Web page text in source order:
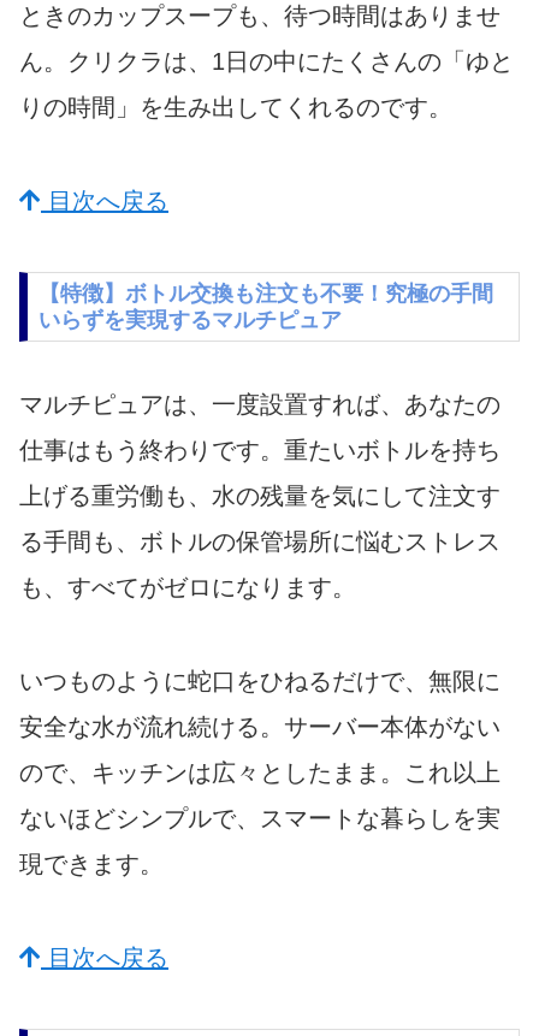
ときのカップスープも、待つ時間はありませ
ん。クリクラは、1日の中にたくさんの「ゆと
りの時間」を生み出してくれるのです。
目次へ戻る
【特徴】ボトル交換も注文も不要！究極の手間
いらずを実現するマルチピュア
マルチピュアは、一度設置すれば、あなたの
仕事はもう終わりです。重たいボトルを持ち
上げる重労働も、水の残量を気にして注文す
る手間も、ボトルの保管場所に悩むストレス
も、すべてがゼロになります。
いつものように蛇口をひねるだけで、無限に
安全な水が流れ続ける。サーバー本体がない
ので、キッチンは広々としたまま。これ以上
ないほどシンプルで、スマートな暮らしを実
現できます。
目次へ戻る